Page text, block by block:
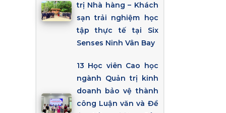
trị Nhà hàng – Khách
sạn trải nghiệm học
tập thực tế tại Six
Senses Ninh Vân Bay
13 Học viên Cao học
ngành Quản trị kinh
doanh bảo vệ thành
công Luận văn và Đề